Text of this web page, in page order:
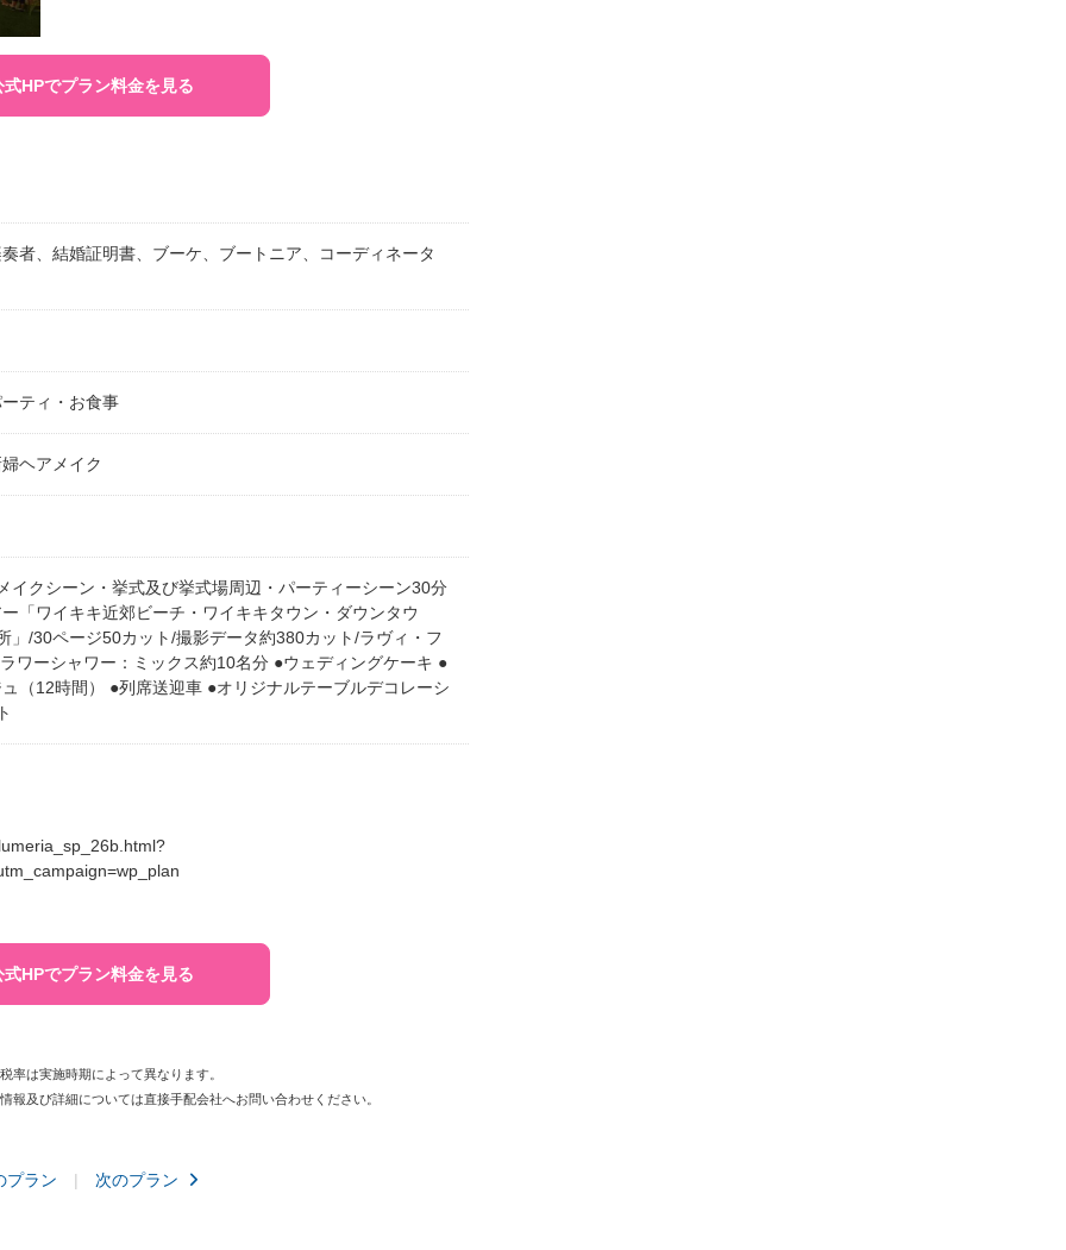
式HPでプラン料金を見る
者、結婚証明書、ブーケ、ブートニア、コーディネータ
ティ・お食事
ヘアメイク
イクシーン・挙式及び挙式場周辺・パーティーシーン30分
「ワイキキ近郊ビーチ・ワイキキタウン・ダウンタウ
」/30ページ50カット/撮影データ約380カット/ラヴィ・フ
ワーシャワー：ミックス約10名分 ●ウェディングケーキ ●
（12時間） ●列席送迎車 ●オリジナルテーブルデコレーシ
式HPでプラン料金を見る
率は実施時期によって異なります。
報及び詳細については直接手配会社へお問い合わせください。
プラン 次のプラン